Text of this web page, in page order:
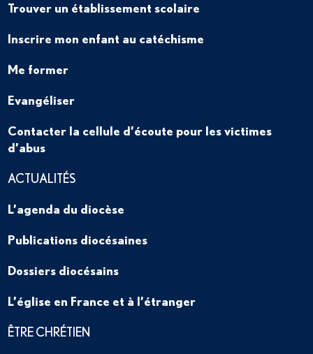
Trouver un établissement scolaire
Inscrire mon enfant au catéchisme
Me former
Evangéliser
Contacter la cellule d’écoute pour les victimes
d’abus
ACTUALITÉS
L’agenda du diocèse
Publications diocésaines
Dossiers diocésains
L’église en France et à l’étranger
ÊTRE CHRÉTIEN